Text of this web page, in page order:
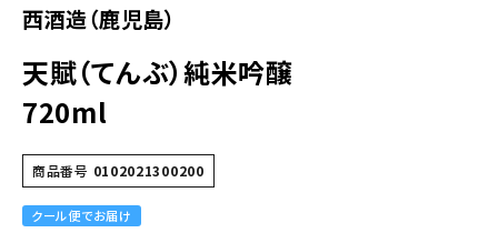
西酒造（鹿児島）
天賦（てんぶ）純米吟醸
720ml
商品番号 0102021300200
クール便でお届け